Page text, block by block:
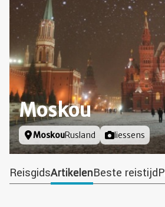
Moskou
Locatie
MoskouRusland Foto door
liessens
ReisgidsArtikelenBeste reistijd